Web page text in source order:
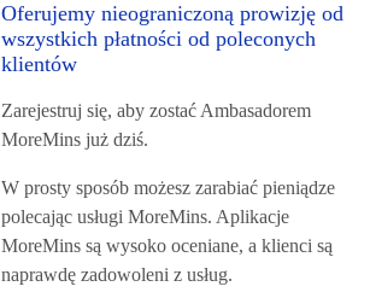
Oferujemy nieograniczoną prowizję od
wszystkich płatności od poleconych
klientów
Zarejestruj się, aby zostać Ambasadorem
MoreMins już dziś.
W prosty sposób możesz zarabiać pieniądze
polecając usługi MoreMins. Aplikacje
MoreMins są wysoko oceniane, a klienci są
naprawdę zadowoleni z usług.